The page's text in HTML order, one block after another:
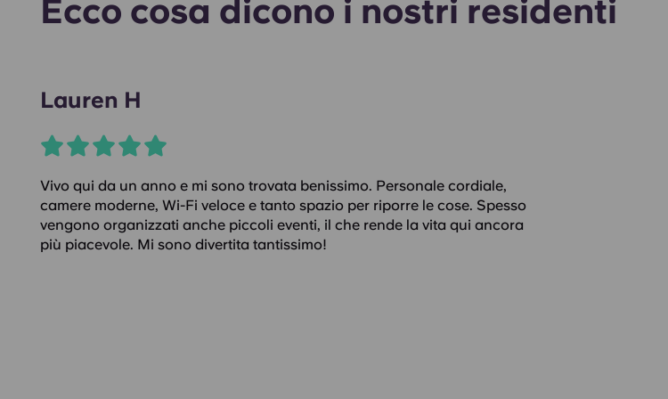
Ecco cosa dicono i nostri residenti
Lauren H
Vivo qui da un anno e mi sono trovata benissimo. Personale cordiale,
camere moderne, Wi-Fi veloce e tanto spazio per riporre le cose. Spesso
vengono organizzati anche piccoli eventi, il che rende la vita qui ancora
più piacevole. Mi sono divertita tantissimo!